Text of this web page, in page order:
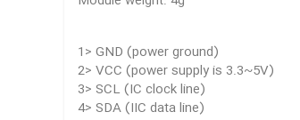
1> GND (power ground)
2> VCC (power supply is 3.3~5V)
3> SCL (IC clock line)
4> SDA (IIC data line)